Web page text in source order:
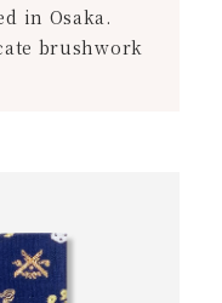
in Osaka.
brushwork